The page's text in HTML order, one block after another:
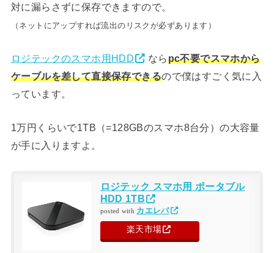
対に漏らさずに保存できますので。
（ネットにアップすれば流出のリスクが必ずあります）
ロジテックのスマホ用HDD ならpc不要でスマホから
ケーブルを差して直接保存できるので僕はすごく気に入
っています。
1万円くらいで1TB（=128GBのスマホ8台分）の大容量
が手に入りますよ。
ロジテック スマホ用 ポータブル
HDD 1TB
posted with カエレバ
楽天市場